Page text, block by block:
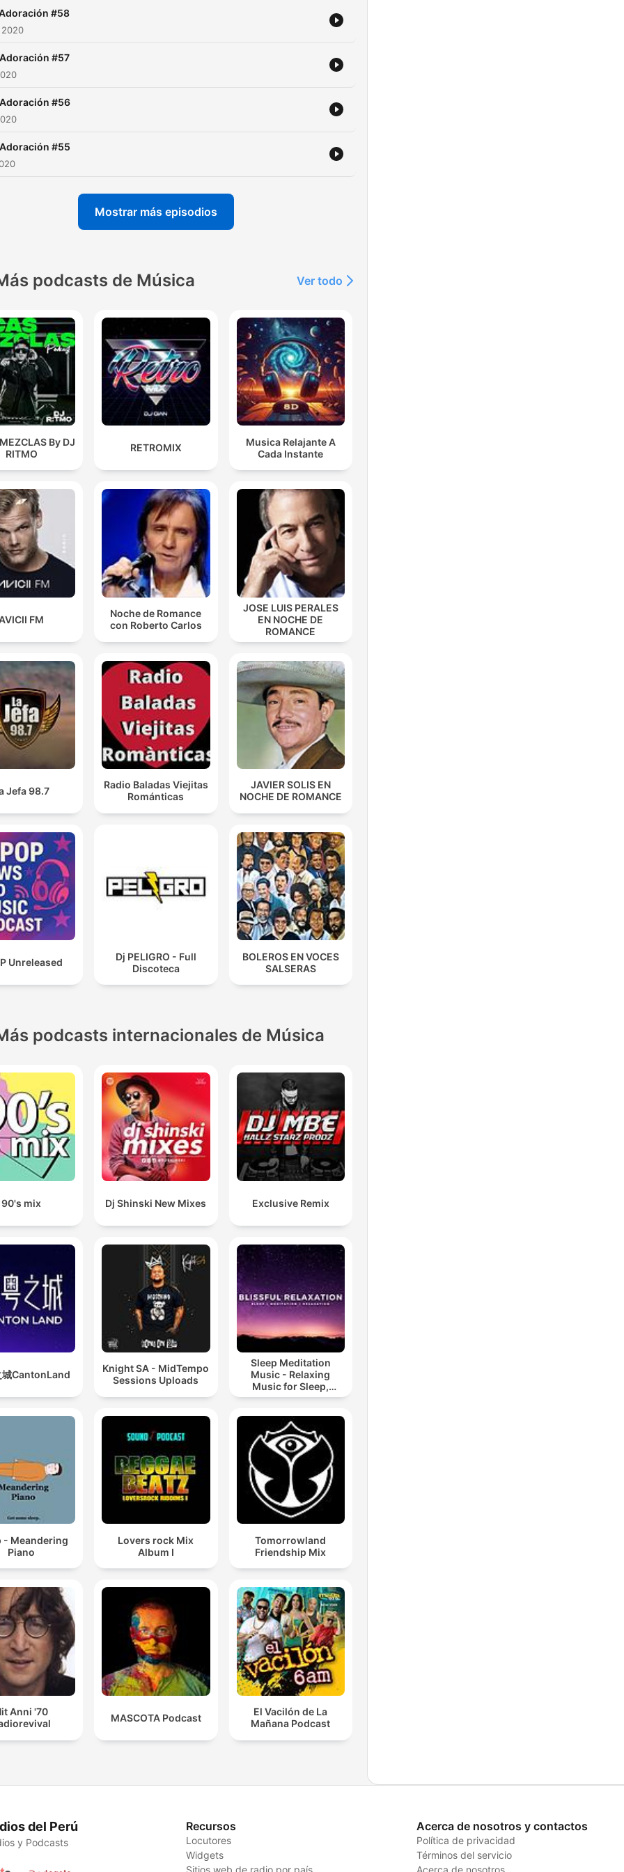
#58
#57
#56
#55
Mostrar más episodios
podcasts de Música Ver todo
By DJ
RITMO
RETROMIX
Musica Relajante A
Cada Instante
FM
Noche de Romance
con Roberto Carlos
JOSE LUIS PERALES
EN NOCHE DE
ROMANCE
Jefa 98.7
Radio Baladas Viejitas
Románticas
JAVIER SOLIS EN
NOCHE DE ROMANCE
Unreleased
Dj PELIGRO - Full
Discoteca
BOLEROS EN VOCES
SALSERAS
podcasts internacionales de Música
90's mix Dj Shinski New Mixes Exclusive Remix
城CantonLand
Knight SA - MidTempo
Sessions Uploads
Sleep Meditation
Music - Relaxing
Music for Sleep,
Meditation &
- Meandering
Piano
Lovers rock Mix
Album I
Tomorrowland
Friendship Mix
Anni '70
MASCOTA Podcast
El Vacilón de La
Mañana Podcast
del Perú
y Podcasts
Recursos
Locutores
Widgets
Sitios web de radio por país
Acerca de nosotros y contactos
Política de privacidad
Términos del servicio
Acerca de nosotros